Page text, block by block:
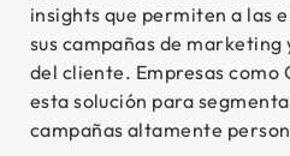
insights que permiten a las
sus campañas de
del cliente. Empresas como
esta solución para
campañas altamente